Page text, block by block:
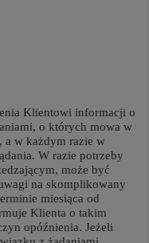
Klientowi informacji o
o których mowa w
a w każdym razie w
W razie potrzeby
może być
na skomplikowany
miesiąca od
Klienta o takim
opóźnienia. Jeżeli